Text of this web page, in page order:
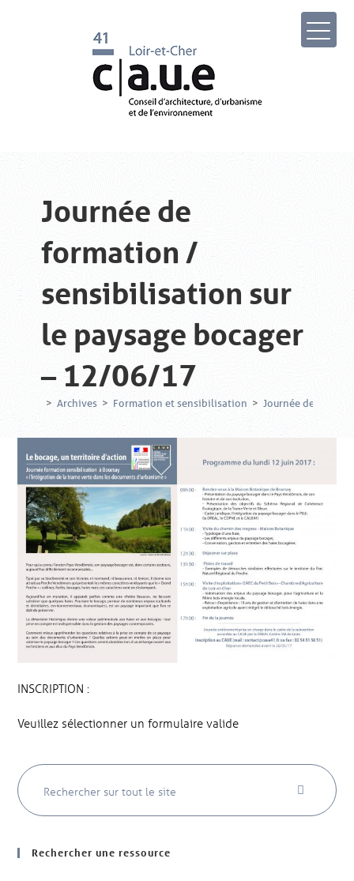
Journée de
formation /
sensibilisation sur
le paysage bocager
– 12/06/17
> Archives > Formation et sensibilisation > Journée de
INSCRIPTION :
Veuillez sélectionner un formulaire valide
Rechercher une ressource